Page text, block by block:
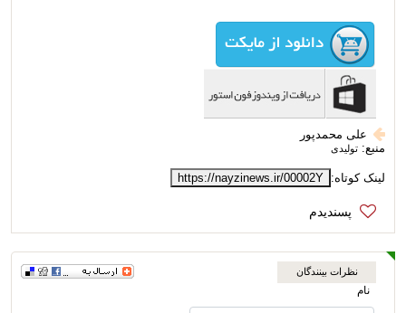
علی محمدپور
منبع: تولیدی
لینک کوتاه: https://nayzinews.ir/00002Y
نظرات بینندگان
نام